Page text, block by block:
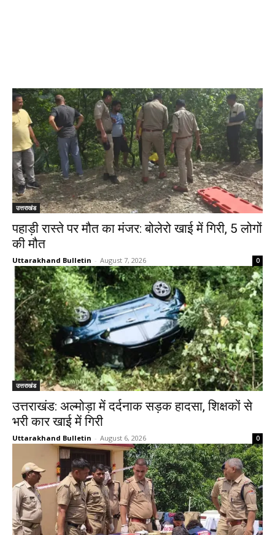
उत्तराखंड
पहाड़ी रास्ते पर मौत का मंजर: बोलेरो खाई में गिरी, 5 लोगों
की मौत
Uttarakhand Bulletin - August 7, 2026 0
उत्तराखंड
उत्तराखंड: अल्मोड़ा में दर्दनाक सड़क हादसा, शिक्षकों से
भरी कार खाई में गिरी
Uttarakhand Bulletin - August 6, 2026 0